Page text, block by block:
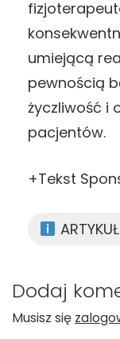
umiejącą
pewnością
życzliwość i
pacjentów.
+Tekst
Dodaj
Musisz się